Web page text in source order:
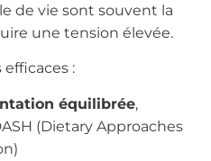
de vie sont souvent la
une tension élevée.
:
équilibrée,
(Dietary Approaches